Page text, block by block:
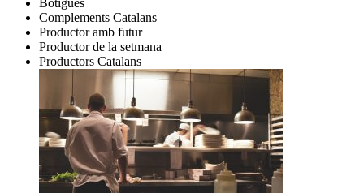
Botigues
Complements Catalans
Productor amb futur
Productor de la setmana
Productors Catalans